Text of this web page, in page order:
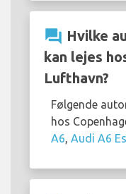
question_answer Hvilke
kan lejes
Lufthavn?
Følgende
hos
A6 Audi A6